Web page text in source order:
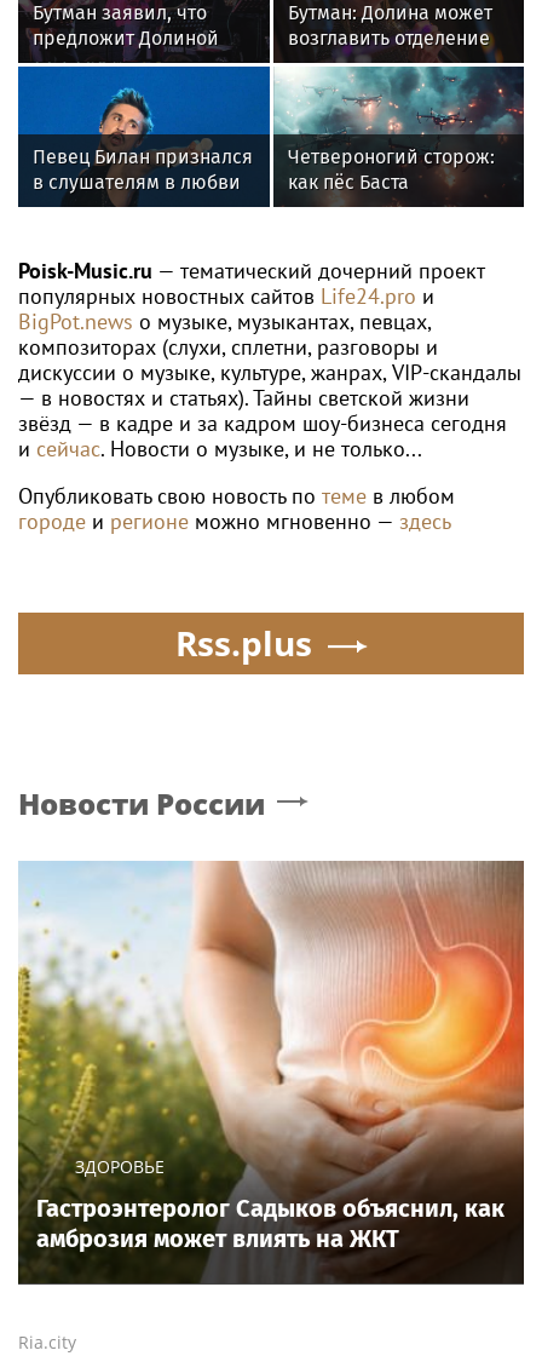
Бутман заявил, что
предложит Долиной
кафедру в будущем
джазовом вузе
Бутман: Долина может
возглавить отделение
вокала в первом в РФ
джазовом вузе
Певец Билан признался
в слушателям в любви
после критики
Четвероногий сторож:
как пёс Баста
предупреждает бойцов
Poisk-Music.ru — тематический дочерний проект
популярных новостных сайтов Life24.pro и
BigPot.news о музыке, музыкантах, певцах,
композиторах (слухи, сплетни, разговоры и
дискуссии о музыке, культуре, жанрах, VIP-скандалы
— в новостях и статьях). Тайны светской жизни
звёзд — в кадре и за кадром шоу-бизнеса сегодня
и сейчас. Новости о музыке, и не только...
Опубликовать свою новость по теме в любом
городе и регионе можно мгновенно — здесь
Rss.plus
Новости России
ЗДОРОВЬЕ
Гастроэнтеролог Садыков объяснил, как
амброзия может влиять на ЖКТ
Ria.city